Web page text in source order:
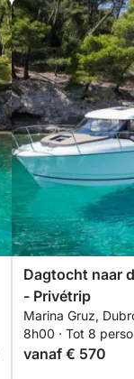
Dagtocht naar
- Privétrip
Marina Gruz,
8h00 · Tot 8
vanaf € 570